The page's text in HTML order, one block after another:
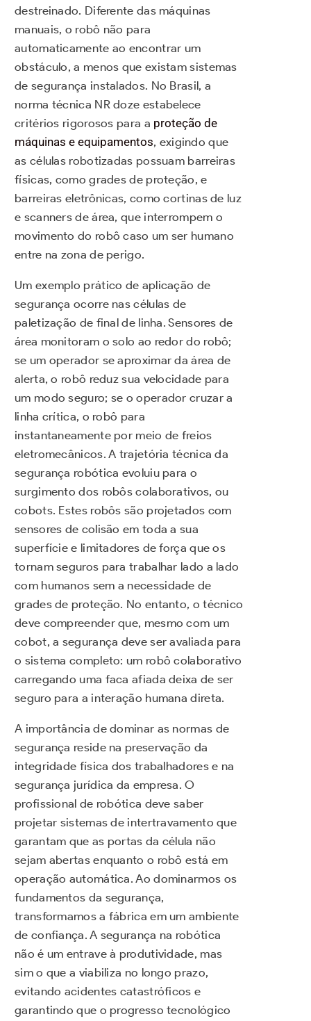
destreinado. Diferente das máquinas
manuais, o robô não para
automaticamente ao encontrar um
obstáculo, a menos que existam sistemas
de segurança instalados. No Brasil, a
norma técnica NR doze estabelece
critérios rigorosos para a proteção de
máquinas e equipamentos, exigindo que
as células robotizadas possuam barreiras
físicas, como grades de proteção, e
barreiras eletrônicas, como cortinas de luz
e scanners de área, que interrompem o
movimento do robô caso um ser humano
entre na zona de perigo.
Um exemplo prático de aplicação de
segurança ocorre nas células de
paletização de final de linha. Sensores de
área monitoram o solo ao redor do robô;
se um operador se aproximar da área de
alerta, o robô reduz sua velocidade para
um modo seguro; se o operador cruzar a
linha crítica, o robô para
instantaneamente por meio de freios
eletromecânicos. A trajetória técnica da
segurança robótica evoluiu para o
surgimento dos robôs colaborativos, ou
cobots. Estes robôs são projetados com
sensores de colisão em toda a sua
superfície e limitadores de força que os
tornam seguros para trabalhar lado a lado
com humanos sem a necessidade de
grades de proteção. No entanto, o técnico
deve compreender que, mesmo com um
cobot, a segurança deve ser avaliada para
o sistema completo: um robô colaborativo
carregando uma faca afiada deixa de ser
seguro para a interação humana direta.
A importância de dominar as normas de
segurança reside na preservação da
integridade física dos trabalhadores e na
segurança jurídica da empresa. O
profissional de robótica deve saber
projetar sistemas de intertravamento que
garantam que as portas da célula não
sejam abertas enquanto o robô está em
operação automática. Ao dominarmos os
fundamentos da segurança,
transformamos a fábrica em um ambiente
de confiança. A segurança na robótica
não é um entrave à produtividade, mas
sim o que a viabiliza no longo prazo,
evitando acidentes catastróficos e
garantindo que o progresso tecnológico